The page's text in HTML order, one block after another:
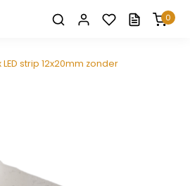
0
strip 12x20mm zonder